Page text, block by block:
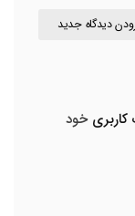
دیدگاه جدید
کاربریخود